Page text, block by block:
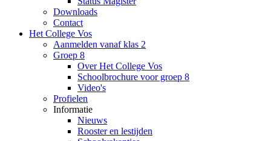
Downloads
Contact
Het College Vos
Aanmelden vanaf klas 2
Groep 8
Over Het College Vos
Schoolbrochure voor groep 8
Video's
Profielen
Informatie
Nieuws
Rooster en lestijden